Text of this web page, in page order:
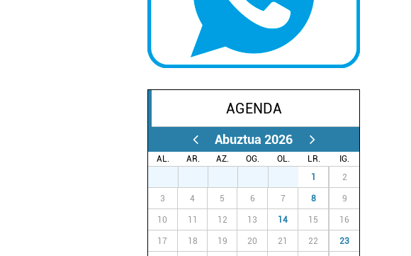
AGENDA
Abuztua 2026
AL. AR. AZ. OG. OL. LR.
IG.
1 2
3 4 5 6 7 8 9
10 11 12 13 14 15 16
17 18 19 20 21 22 23